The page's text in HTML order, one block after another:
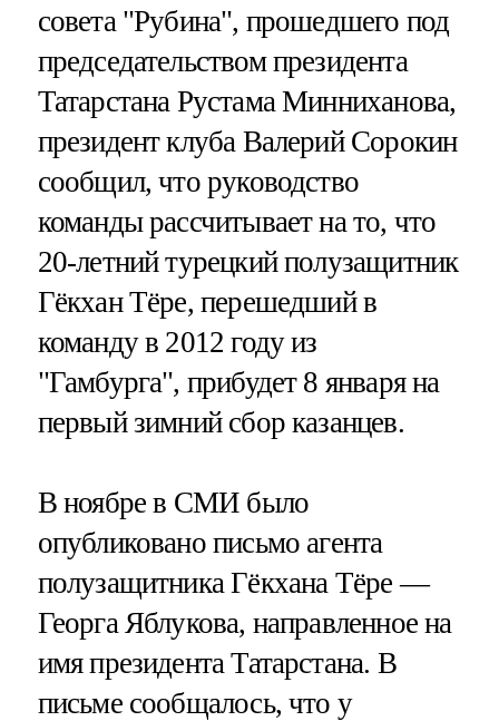
совета "Рубина", прошедшего под
председательством президента
Татарстана Рустама Минниханова,
президент клуба Валерий Сорокин
сообщил, что руководство
команды рассчитывает на то, что
20-летний турецкий полузащитник
Гёкхан Тёре, перешедший в
команду в 2012 году из
"Гамбурга", прибудет 8 января на
первый зимний сбор казанцев.
В ноябре в СМИ было
опубликовано письмо агента
полузащитника Гёкхана Тёре —
Георга Яблукова, направленное на
имя президента Татарстана. В
письме сообщалось, что у